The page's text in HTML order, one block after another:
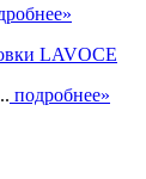
LAVOCE
подробнее»